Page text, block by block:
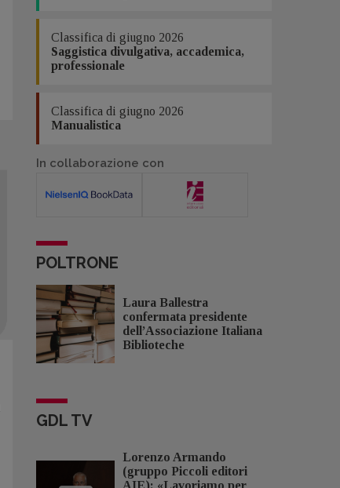
Classifica di giugno 2026
Saggistica divulgativa, accademica,
professionale
Classifica di giugno 2026
Manualistica
In collaborazione con
POLTRONE
Laura Ballestra
confermata presidente
dell’Associazione Italiana
Biblioteche
GDL TV
Lorenzo Armando
(gruppo Piccoli editori
AIE): «Lavoriamo per